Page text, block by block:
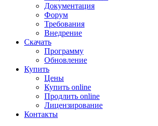
Документация
Форум
Требования
Внедрение
Скачать
Программу
Обновление
Купить
Цены
Купить online
Продлить online
Лицензирование
Контакты